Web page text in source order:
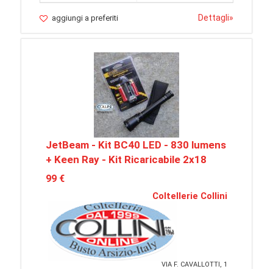
aggiungi a preferiti Dettagli»
JetBeam - Kit BC40 LED - 830 lumens
+ Keen Ray - Kit Ricaricabile 2x18
99 €
Coltellerie Collini
VIA F. CAVALLOTTI, 1